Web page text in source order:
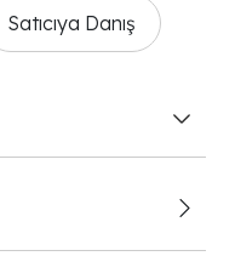
Satıcıya Danış